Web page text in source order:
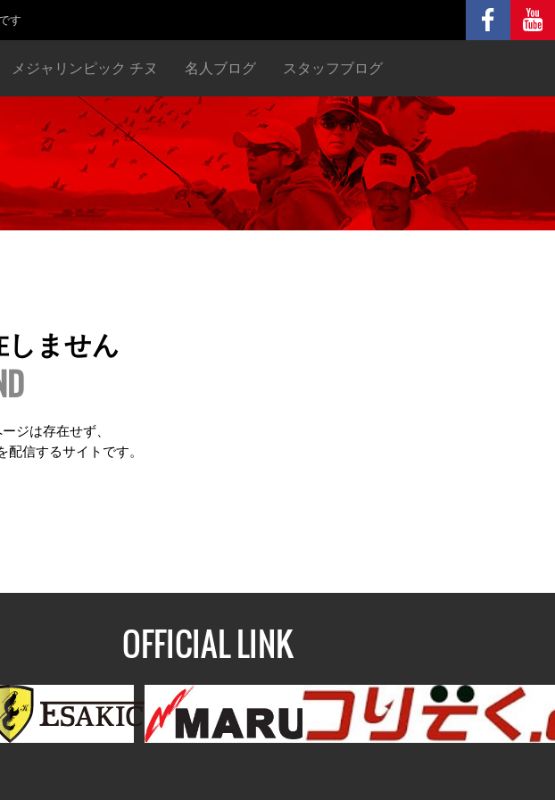
す
メジャリンピック チヌ 名人ブログ スタッフブログ
しません
ジは存在せず、
信するサイトです。
OFFICIAL LINK